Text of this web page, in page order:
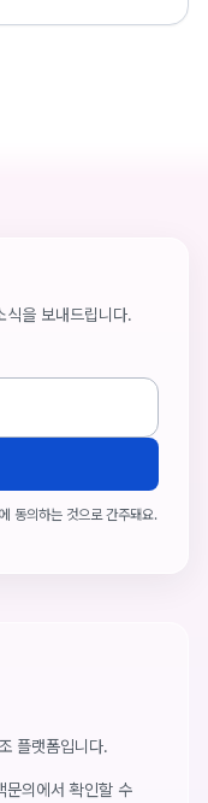
을 보내드립니다.
동의하는 것으로 간주돼요.
플랫폼입니다.
문의에서 확인할 수